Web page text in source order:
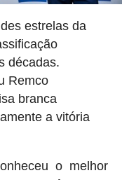
estrelas da
décadas.
Remco
branca
a vitória
o melhor